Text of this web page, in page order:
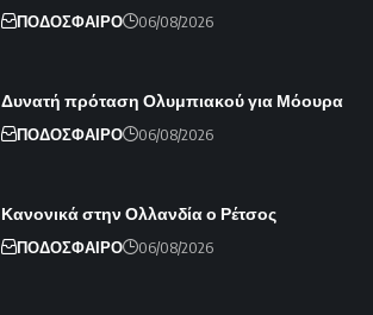
ΠΟΔΟΣΦΑΙΡΟ 06/08/2026
Δυνατή πρόταση Ολυμπιακού για Μόουρα
ΠΟΔΟΣΦΑΙΡΟ 06/08/2026
Κανονικά στην Ολλανδία ο Ρέτσος
ΠΟΔΟΣΦΑΙΡΟ 06/08/2026